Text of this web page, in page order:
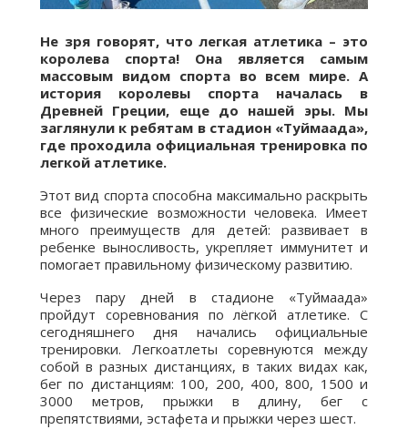
Не зря говорят, что легкая атлетика – это
королева спорта! Она является самым
массовым видом спорта во всем мире. А
история королевы спорта началась в
Древней Греции, еще до нашей эры. Мы
заглянули к ребятам в стадион «Туймаада»,
где проходила официальная тренировка по
легкой атлетике.
Этот вид спорта способна максимально раскрыть
все физические возможности человека. Имеет
много преимуществ для детей: развивает в
ребенке выносливость, укрепляет иммунитет и
помогает правильному физическому развитию.
Через пару дней в стадионе «Туймаада»
пройдут соревнования по лёгкой атлетике. С
сегодняшнего дня начались официальные
тренировки. Легкоатлеты соревнуются между
собой в разных дистанциях, в таких видах как,
бег по дистанциям: 100, 200, 400, 800, 1500 и
3000 метров, прыжки в длину, бег с
препятствиями, эстафета и прыжки через шест.